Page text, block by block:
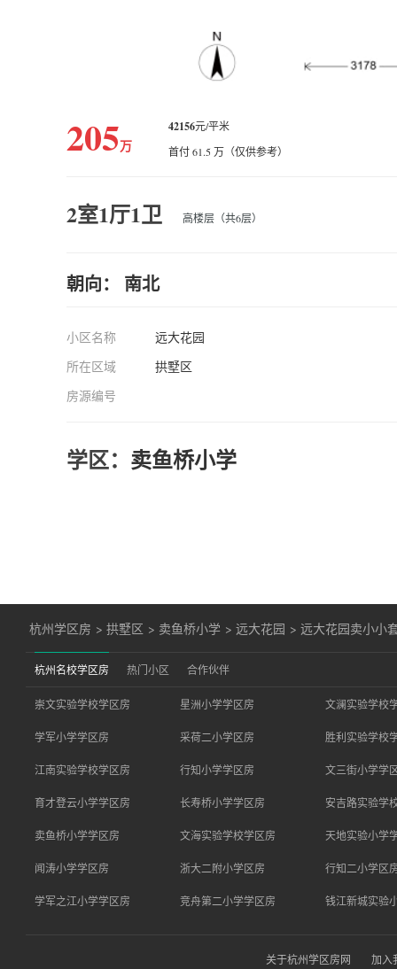
205万
42156元/平米
首付 61.5 万（仅供参考）
2室1厅1卫 高楼层（共6层）
朝向： 南北
小区名称
远大花园
所在区域
拱墅区
房源编号
学区： 卖鱼桥小学
杭州学区房 >拱墅区 > 卖鱼桥小学 >远大花园 >远大花园卖小小
杭州名校学区房 热门小区 合作伙伴
崇文实验学校学区房 星洲小学学区房 文澜实验学校
学军小学学区房 采荷二小学区房 胜利实验学校
江南实验学校学区房 行知小学学区房 文三街小学学
育才登云小学学区房 长寿桥小学学区房 安吉路实验学
卖鱼桥小学学区房 文海实验学校学区房 天地实验小学
闻涛小学学区房 浙大二附小学区房 行知二小学区
学军之江小学学区房 竞舟第二小学学区房 钱江新城实验
关于杭州学区房网
加入